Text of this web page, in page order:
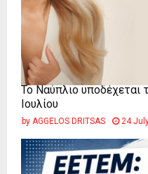
Το Ναύπλιο υποδέχεται
Ιουλίου
by AGGELOS DRITSAS 24